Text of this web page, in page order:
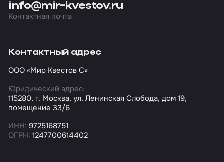
info@mir-kvestov.ru
Контактная почта
Контактный адрес
ООО «Мир Квестов С»
Юридический адрес:
115280, г. Москва, ул. Ленинская Слобода, дом 19,
помещение 33/6
ИНН: 9725168751
ОГРН: 1247700614402